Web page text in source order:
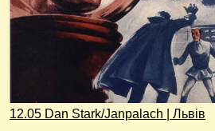
12.05 Dan Stark/Janpalach | Львів